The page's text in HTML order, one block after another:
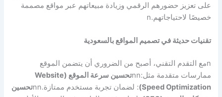
على تعزيز حضورهم الرقمي وزيادة مبيعاتهم عبر مواقع مصممة
خصيصًا لاحتياجاتهم.n
تقنيات حديثة في تصميم المواقع بالسعودية
nمع التقدم التقني، أصبح من الضروري أن يتضمن الموقع
ممارسات متقدمة مثل:nn
تحسين سرعة الموقع (Website
Speed Optimization) : لضمان تجربة مستخدم ممتازة.nnتحسين